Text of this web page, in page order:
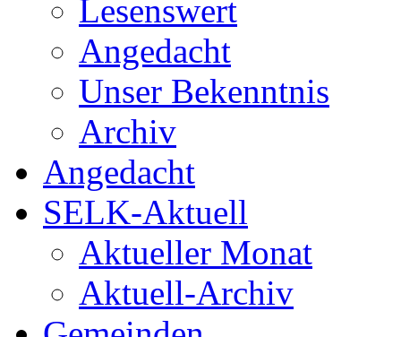
Lesenswert
Angedacht
Unser Bekenntnis
Archiv
Angedacht
SELK-Aktuell
Aktueller Monat
Aktuell-Archiv